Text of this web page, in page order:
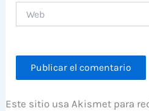
Este sitio usa Akismet para